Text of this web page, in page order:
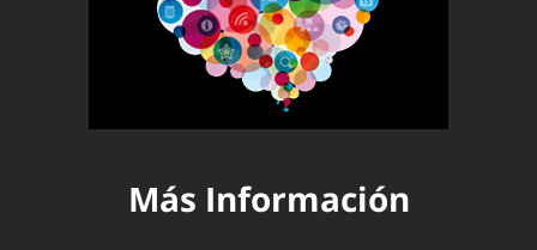
Más Información